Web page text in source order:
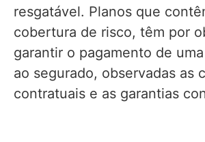
resgatável. Planos que
cobertura de risco, têm por
garantir o pagamento de
ao segurado, observadas as
contratuais e as garantias